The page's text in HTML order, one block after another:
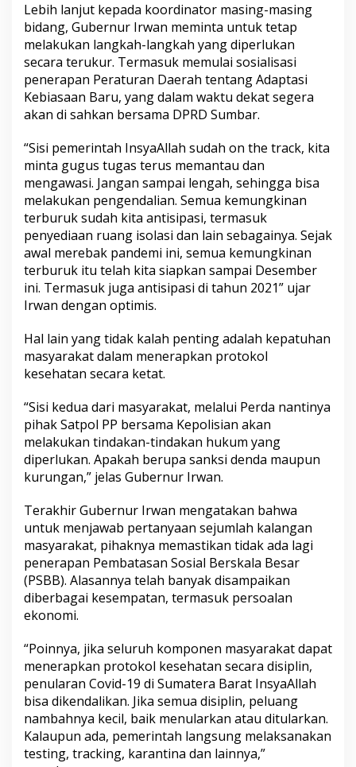
Lebih lanjut kepada koordinator masing-masing
bidang, Gubernur Irwan meminta untuk tetap
melakukan langkah-langkah yang diperlukan
secara terukur. Termasuk memulai sosialisasi
penerapan Peraturan Daerah tentang Adaptasi
Kebiasaan Baru, yang dalam waktu dekat segera
akan di sahkan bersama DPRD Sumbar.
“Sisi pemerintah InsyaAllah sudah on the track, kita
minta gugus tugas terus memantau dan
mengawasi. Jangan sampai lengah, sehingga bisa
melakukan pengendalian. Semua kemungkinan
terburuk sudah kita antisipasi, termasuk
penyediaan ruang isolasi dan lain sebagainya. Sejak
awal merebak pandemi ini, semua kemungkinan
terburuk itu telah kita siapkan sampai Desember
ini. Termasuk juga antisipasi di tahun 2021” ujar
Irwan dengan optimis.
Hal lain yang tidak kalah penting adalah kepatuhan
masyarakat dalam menerapkan protokol
kesehatan secara ketat.
“Sisi kedua dari masyarakat, melalui Perda nantinya
pihak Satpol PP bersama Kepolisian akan
melakukan tindakan-tindakan hukum yang
diperlukan. Apakah berupa sanksi denda maupun
kurungan,” jelas Gubernur Irwan.
Terakhir Gubernur Irwan mengatakan bahwa
untuk menjawab pertanyaan sejumlah kalangan
masyarakat, pihaknya memastikan tidak ada lagi
penerapan Pembatasan Sosial Berskala Besar
(PSBB). Alasannya telah banyak disampaikan
diberbagai kesempatan, termasuk persoalan
ekonomi.
“Poinnya, jika seluruh komponen masyarakat dapat
menerapkan protokol kesehatan secara disiplin,
penularan Covid-19 di Sumatera Barat InsyaAllah
bisa dikendalikan. Jika semua disiplin, peluang
nambahnya kecil, baik menularkan atau ditularkan.
Kalaupun ada, pemerintah langsung melaksanakan
testing, tracking, karantina dan lainnya,”